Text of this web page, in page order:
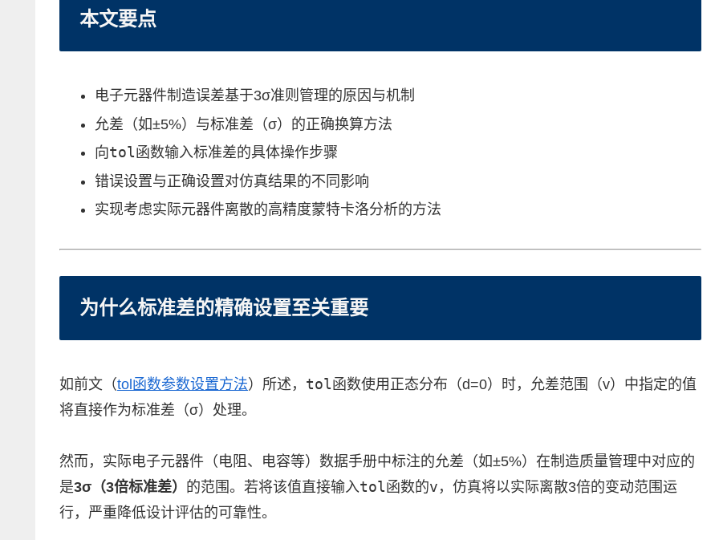
本文要点
电子元器件制造误差基于3σ准则管理的原因与机制
允差（如±5%）与标准差（σ）的正确换算方法
向tol函数输入标准差的具体操作步骤
错误设置与正确设置对仿真结果的不同影响
实现考虑实际元器件离散的高精度蒙特卡洛分析的方法
为什么标准差的精确设置至关重要
如前文（tol函数参数设置方法）所述， tol函数使用正态分布（d=0）时，允差范围（v）中指定的值
将直接作为标准差（σ）处理。
然而，实际电子元器件（电阻、电容等）数据手册中标注的允差（如±5%）在制造质量管理中对应的
是3σ（3倍标准差） 的范围。若将该值直接输入tol函数的v ，仿真将以实际离散3倍的变动范围运
行，严重降低设计评估的可靠性。